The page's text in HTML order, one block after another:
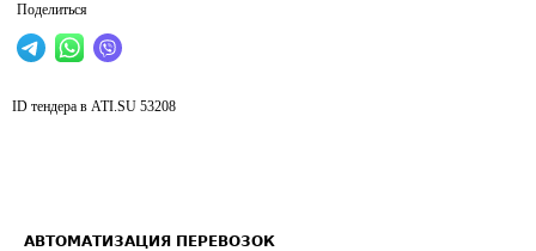
Поделиться
ID тендера в ATI.SU 53208
АВТОМАТИЗАЦИЯ ПЕРЕВОЗОК